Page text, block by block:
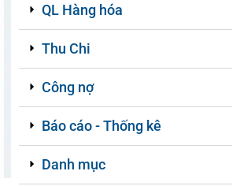
QL Hàng hóa
Thu Chi
Công nợ
Báo cáo - Thống kê
Danh mục